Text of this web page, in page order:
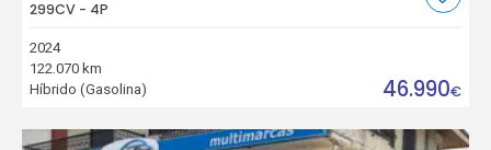
299CV - 4P
2024
122.070 km
Híbrido (Gasolina)
46.990€